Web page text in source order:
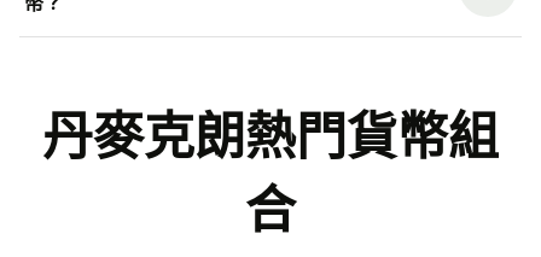
丹麥克朗熱門貨幣組
合